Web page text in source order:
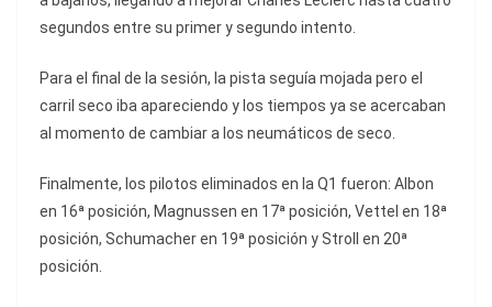
segundos entre su primer y segundo intento.
Para el final de la sesión, la pista seguía mojada pero el
carril seco iba apareciendo y los tiempos ya se acercaban
al momento de cambiar a los neumáticos de seco.
Finalmente, los pilotos eliminados en la Q1 fueron: Albon
en 16ª posición, Magnussen en 17ª posición, Vettel en 18ª
posición, Schumacher en 19ª posición y Stroll en 20ª
posición.